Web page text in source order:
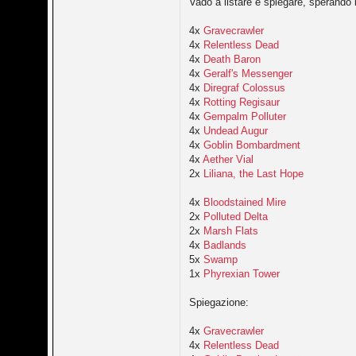
4xGravecrawler
4x Relentless Dead
4x Death Baron
4xGeralf's Messenger
4x Diregraf Colossus
4x Rotting Regisaur
4xGempalm Polluter
4x Undead Augur
4xGoblin Bombardment
4xAether Vial
2x Liliana, the Last Hope
4x Bloodstained Mire
2x Polluted Delta
2x Marsh Flats
4x Badlands
5xSwamp
1x Phyrexian Tower
Spiegazione:
4xGravecrawler
4x Relentless Dead